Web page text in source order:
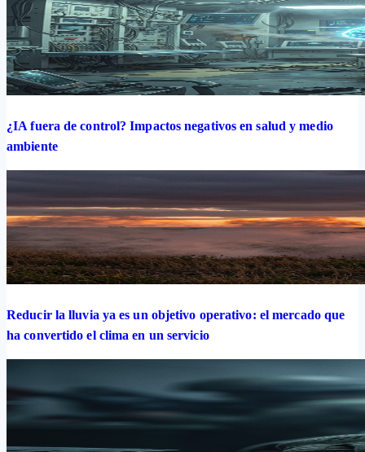
¿IA fuera de control? Impactos negativos en salud y medio
ambiente
Reducir la lluvia ya es un objetivo operativo: el mercado que
ha convertido el clima en un servicio